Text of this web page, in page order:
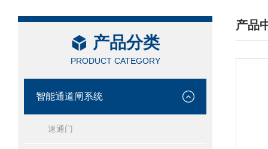
产品分类
PRODUCT CATEGORY
智能通道闸系统
速通门
产品
/